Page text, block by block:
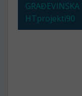
GRAĐEVINSKA
HTprojekti90